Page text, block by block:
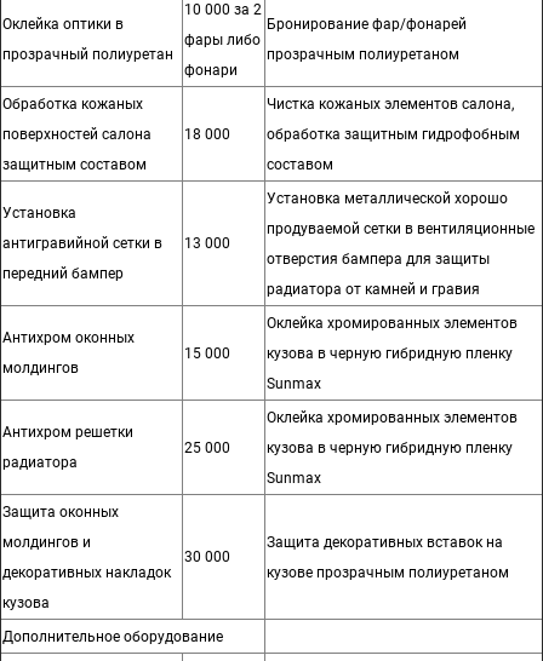
Оклейка оптики в
прозрачный полиуретан
10 000 за 2
фары либо
фонари
Бронирование фар/фонарей
прозрачным полиуретаном
Обработка кожаных
поверхностей салона
защитным составом
18 000
Чистка кожаных элементов салона,
обработка защитным гидрофобным
составом
Установка
антигравийной сетки в
передний бампер
13 000
Установка металлической хорошо
продуваемой сетки в вентиляционные
отверстия бампера для защиты
радиатора от камней и гравия
Антихром оконных
молдингов
15 000
Оклейка хромированных элементов
кузова в черную гибридную пленку
Sunmax
Антихром решетки
радиатора
25 000
Оклейка хромированных элементов
кузова в черную гибридную пленку
Sunmax
Защита оконных
молдингов и
декоративных накладок
кузова
30 000
Защита декоративных вставок на
кузове прозрачным полиуретаном
Дополнительное оборудование